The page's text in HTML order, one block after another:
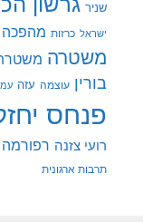
שניר
ישראל כרזות
משטרה
בורין עוצמה עזה
פנחס
רועי צזנה
תרבות ארגונית